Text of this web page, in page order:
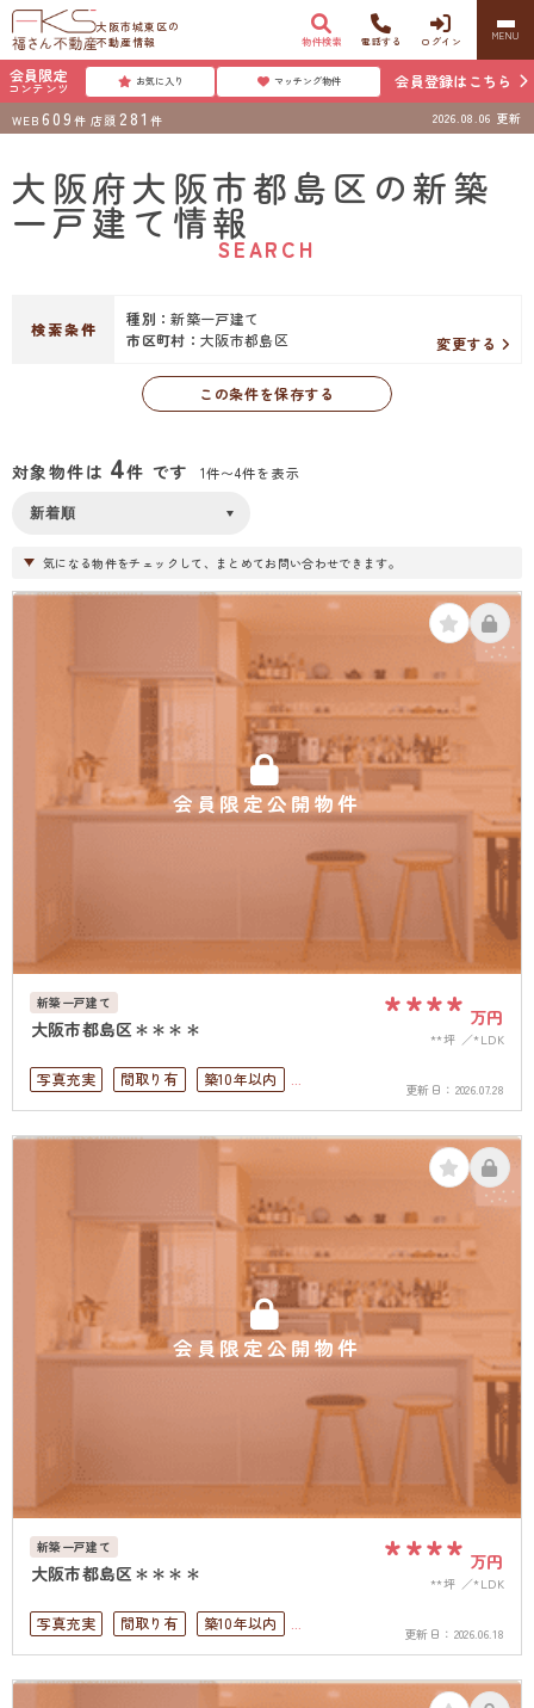
大阪市城東区の
不動産情報
物件検索 電話する ログイン MENU
会員限定
コンテンツ お気に入り マッチング物件 会員登録はこちら
WEB 609 件 店頭 281 件 2026.08.06 更新
大阪府大阪市都島区の新築
一戸建て情報
SEARCH
検索条件
種別：新築一戸建て
市区町村： 大阪市都島区 変更する
この条件を保存する
対象物件は 4件 です 1件〜4件を表示
気になる物件をチェックして、まとめてお問い合わせできます。
会員限定公開物件
新築一戸建て
大阪市都島区＊＊＊＊ **** 万円
**坪 *LDK
写真充実 間取り有
築10年以内
ペット可
4LDK以上
駐車場１台無料
上下水道完備
更新日： 2026.07.28
会員限定公開物件
新築一戸建て
大阪市都島区＊＊＊＊ **** 万円
**坪 *LDK
写真充実 間取り有
築10年以内
駅徒歩10分以内
駐車場2台可
ペット可
4LDK以上
上下水道完備
更新日： 2026.06.18